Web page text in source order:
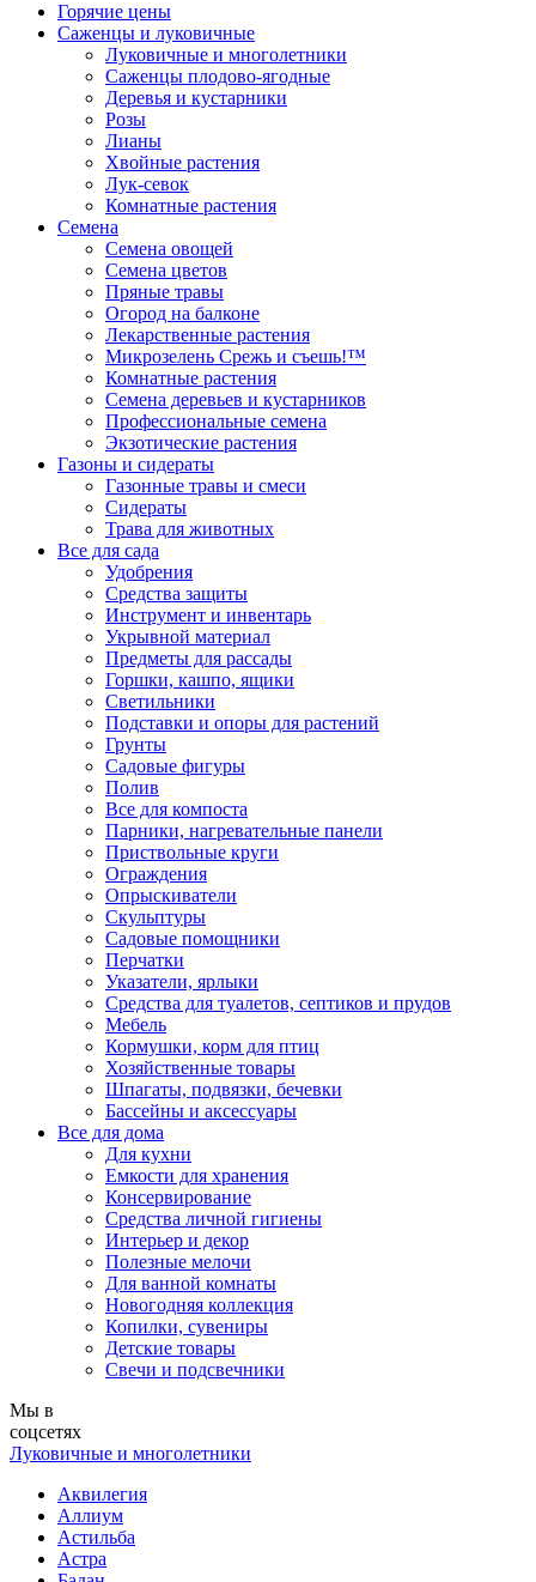
Горячие цены
Саженцы и луковичные
Луковичные и многолетники
Саженцы плодово-ягодные
Деревья и кустарники
Розы
Лианы
Хвойные растения
Лук-севок
Комнатные растения
Семена
Семена овощей
Семена цветов
Пряные травы
Огород на балконе
Лекарственные растения
Микрозелень Срежь и съешь!™
Комнатные растения
Семена деревьев и кустарников
Профессиональные семена
Экзотические растения
Газоны и сидераты
Газонные травы и смеси
Сидераты
Трава для животных
Все для сада
Удобрения
Средства защиты
Инструмент и инвентарь
Укрывной материал
Предметы для рассады
Горшки, кашпо, ящики
Светильники
Подставки и опоры для растений
Грунты
Садовые фигуры
Полив
Все для компоста
Парники, нагревательные панели
Приствольные круги
Ограждения
Опрыскиватели
Скульптуры
Садовые помощники
Перчатки
Указатели, ярлыки
Средства для туалетов, септиков и прудов
Мебель
Кормушки, корм для птиц
Хозяйственные товары
Шпагаты, подвязки, бечевки
Бассейны и аксессуары
Все для дома
Для кухни
Емкости для хранения
Консервирование
Средства личной гигиены
Интерьер и декор
Полезные мелочи
Для ванной комнаты
Новогодняя коллекция
Копилки, сувениры
Детские товары
Свечи и подсвечники
Мы в
соцсетях
Луковичные и многолетники
Аквилегия
Аллиум
Астильба
Астра